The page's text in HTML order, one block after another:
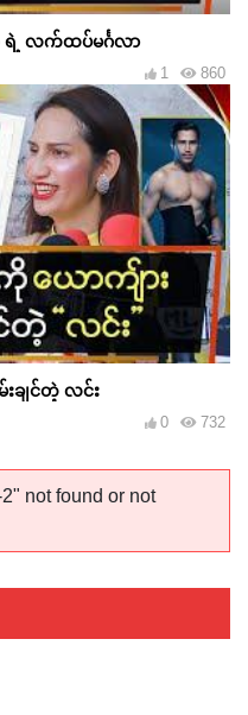
ရဲ့ လက်ထပ်မင်္ဂလာ
860
1
းချင်တဲ့ လင်း
732
0
not found or not